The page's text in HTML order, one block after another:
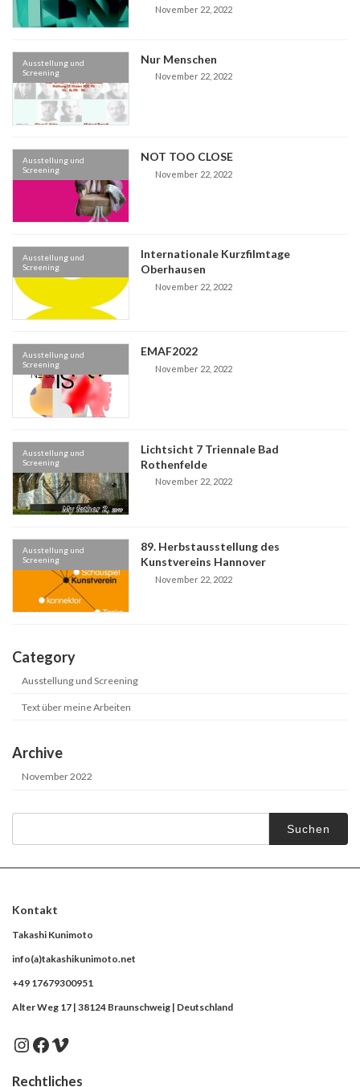
November 22, 2022
Ausstellung und
Screening
Nur Menschen
November 22, 2022
Ausstellung und
Screening
NOT TOO CLOSE
November 22, 2022
Ausstellung und
Screening
Internationale Kurzfilmtage
Oberhausen
November 22, 2022
Ausstellung und
Screening
EMAF2022
November 22, 2022
Ausstellung und
Screening
Lichtsicht 7 Triennale Bad
Rothenfelde
November 22, 2022
Ausstellung und
Screening
89. Herbstausstellung des
Kunstvereins Hannover
November 22, 2022
Category
Ausstellung und Screening
Text über meine Arbeiten
Archive
November 2022
Suche
Kontakt
Takashi Kunimoto
info(a)takashikunimoto.net
+49 17679300951
Alter Weg 17 | 38124 Braunschweig | Deutschland
Instagram
Facebook
Vimeo
Rechtliches